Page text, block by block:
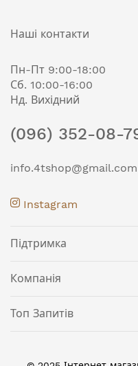
Наші контакти
Пн-Пт 9:00-18:00
Сб. 10:00-16:00
Нд. Вихідний
(096) 352-08-
info.4tshop@gmail.com
Instagram
Підтримка
Компанія
Топ Запитів